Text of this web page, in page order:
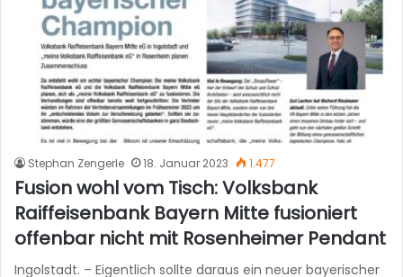
Stephan Zengerle 18. Januar 2023 1.477
Fusion wohl vom Tisch: Volksbank
Raiffeisenbank Bayern Mitte fusioniert
offenbar nicht mit Rosenheimer Pendant
Ingolstadt. – Eigentlich sollte daraus ein neuer bayerischer